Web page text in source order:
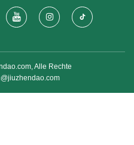
Alle Rechte